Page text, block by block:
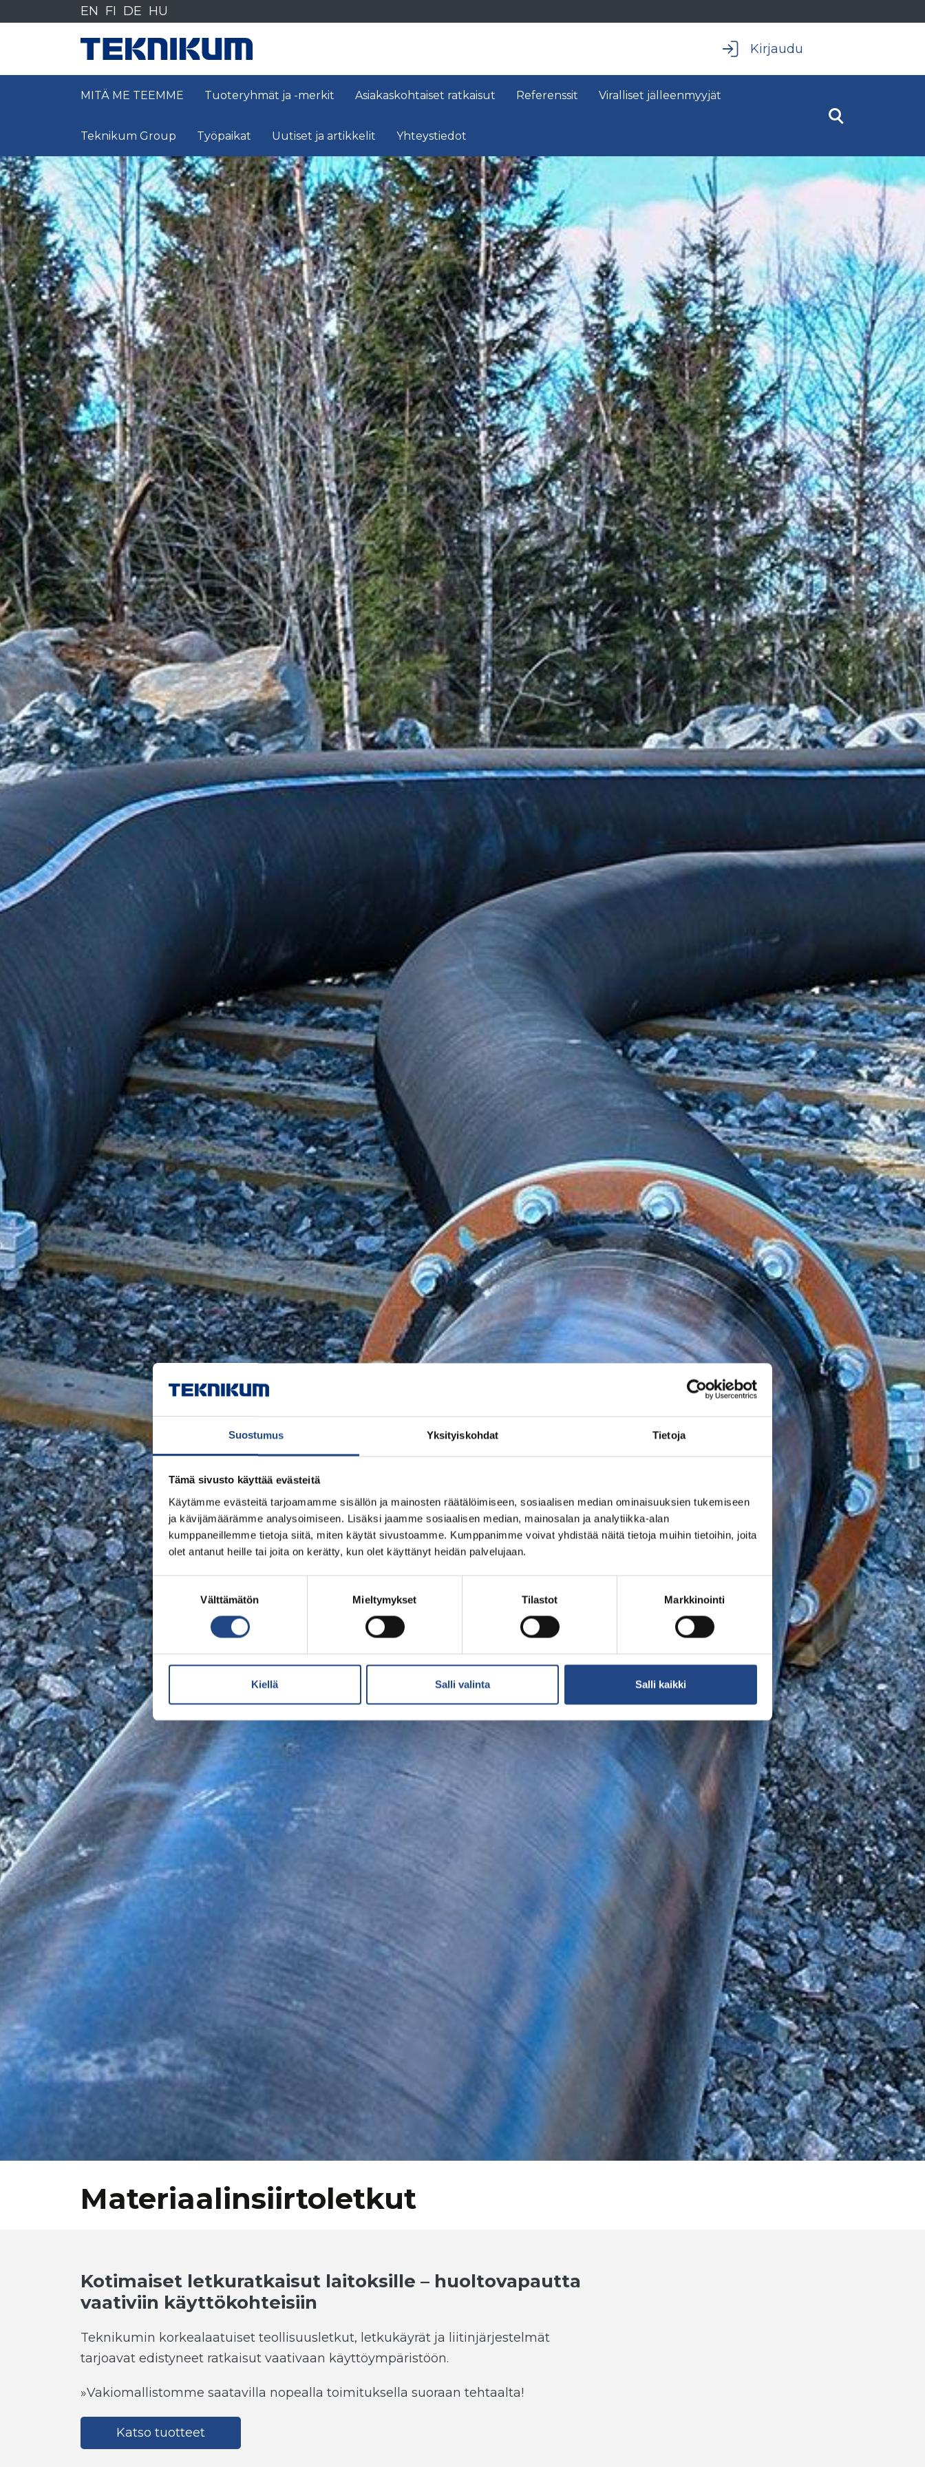
Suostumus Yksityiskohdat Tietoja
Tämä sivusto käyttää evästeitä
Käytämme evästeitä tarjoamamme sisällön ja mainosten räätälöimiseen, sosiaalisen median ominaisuuksien tukemiseen
ja kävijämäärämme analysoimiseen. Lisäksi jaamme sosiaalisen median, mainosalan ja analytiikka-alan
kumppaneillemme tietoja siitä, miten käytät sivustoamme. Kumppanimme voivat yhdistää näitä tietoja muihin tietoihin, joita
olet antanut heille tai joita on kerätty, kun olet käyttänyt heidän palvelujaan.
Suostumuksen
valinta
Välttämätön Mieltymykset Tilastot Markkinointi
Kiellä Salli valinta Salli kaikki
sisältöön
EN FI DE HU
Kirjaudu
MITÄ ME TEEMME Tuoteryhmät ja -merkit Asiakaskohtaiset ratkaisut Referenssit Viralliset jälleenmyyjät
Teknikum Group Työpaikat Uutiset ja artikkelit Yhteystiedot
Materiaalinsiirtoletkut
Kotimaiset letkuratkaisut laitoksille – huoltovapautta
vaativiin käyttökohteisiin
Teknikumin korkealaatuiset teollisuusletkut, letkukäyrät ja liitinjärjestelmät
tarjoavat edistyneet ratkaisut vaativaan käyttöympäristöön.
»Vakiomallistomme saatavilla nopealla toimituksella suoraan tehtaalta!
Katso tuotteet